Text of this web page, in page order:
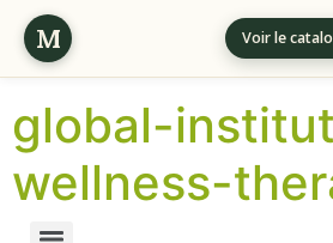
M Voir le
global-
wellness-